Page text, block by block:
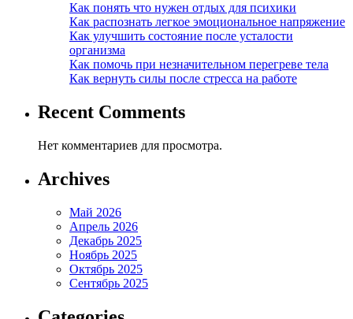
Как понять что нужен отдых для психики
Как распознать легкое эмоциональное напряжение
Как улучшить состояние после усталости
организма
Как помочь при незначительном перегреве тела
Как вернуть силы после стресса на работе
Recent Comments
Нет комментариев для просмотра.
Archives
Май 2026
Апрель 2026
Декабрь 2025
Ноябрь 2025
Октябрь 2025
Сентябрь 2025